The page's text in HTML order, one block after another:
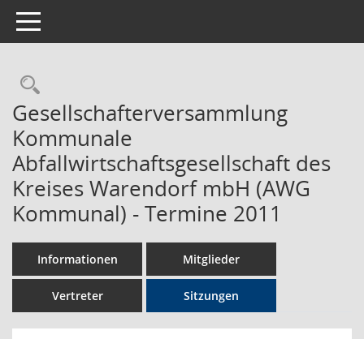
Toggle navigation
Rechercheauswahl
Gesellschafterversammlung
Kommunale
Abfallwirtschaftsgesellschaft des
Kreises Warendorf mbH (AWG
Kommunal) - Termine 2011
Informationen Mitglieder
Vertreter Sitzungen